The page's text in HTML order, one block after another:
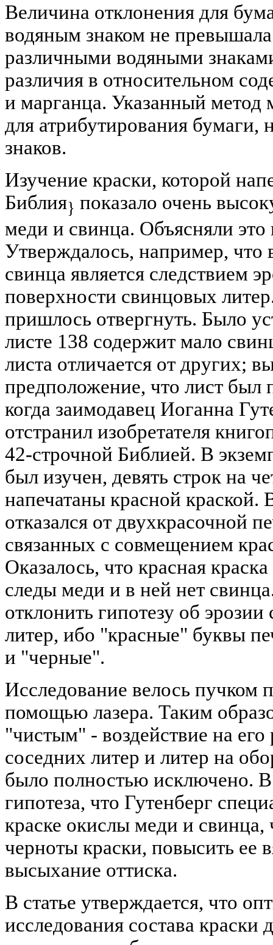
Величина отклонения для
водяным знаком не
различными водяными
различия в относительном
и марганца. Указанный метод
для атрибутирования
знаков.
Изучение краски, которой
Библия} показало очень
меди и свинца. Объясняли это
Утверждалось, например, что
свинца является следствием
поверхности свинцовых
пришлось отвергнуть. Было
листе 138 содержит мало
листа отличается от других;
предположение, что лист был
когда заимодавец Иоганна
отстранил изобретателя
42-строчной Библией. В
был изучен, девять строк на
напечатаны красной краской.
отказался от двухкрасочной
связанных с совмещением
Оказалось, что красная
следы меди и в ней нет
отклонить гипотезу об
литер, ибо "красные" буквы
и "черные".
Исследование велось пучком
помощью лазера. Таким
"чистым" - воздействие на его
соседних литер и литер на
было полностью исключено. В
гипотеза, что Гутенберг
краске окислы меди и свинца,
черноты краски, повысить ее
высыхание оттиска.
В статье утверждается, что
исследования состава краски